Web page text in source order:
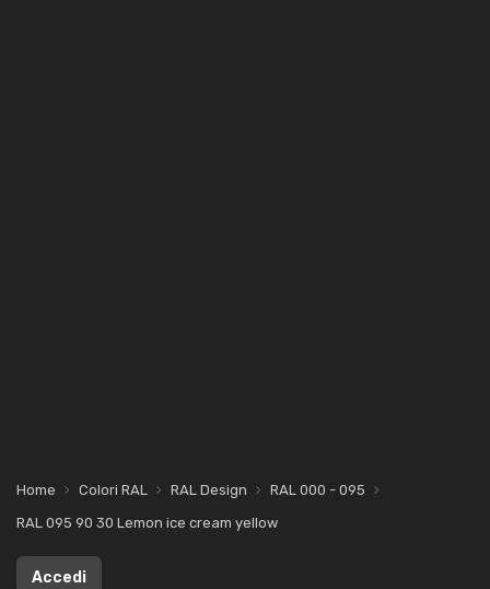
Home Colori RAL RAL Design
RAL 000 - 095
RAL 095 90 30 Lemon ice cream yellow
Accedi